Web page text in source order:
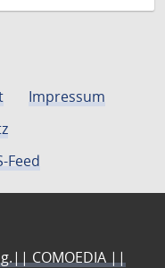
Impressum
Feed
COMOEDIA ||